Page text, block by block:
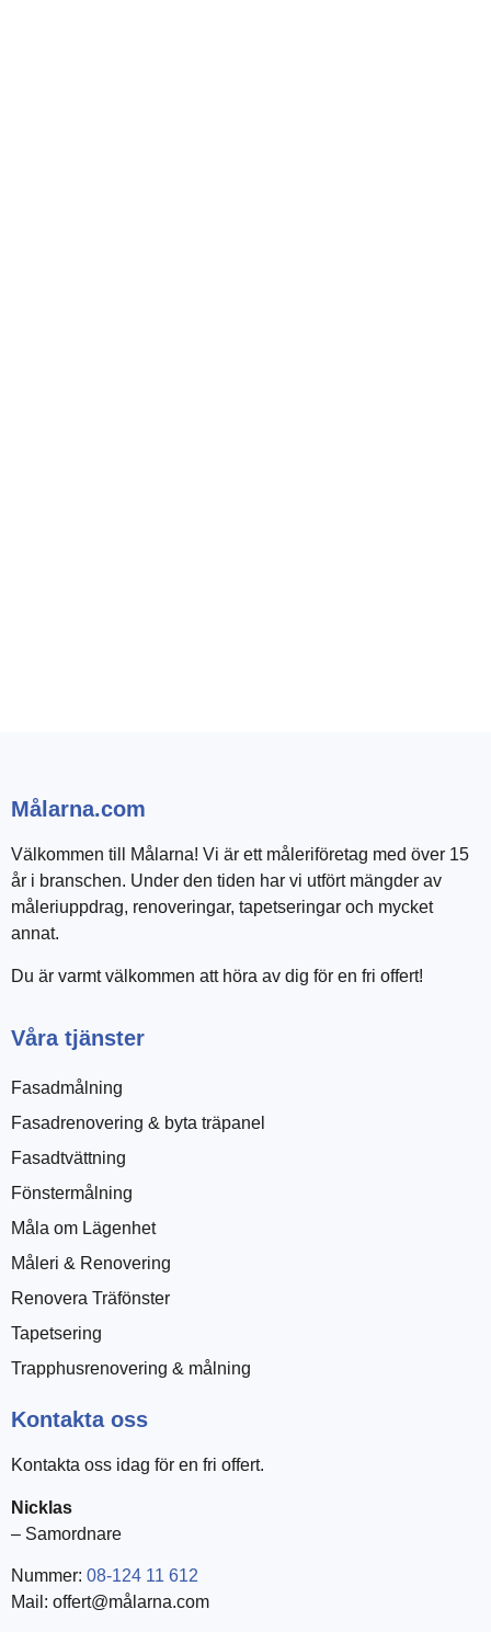
Målarna.com
Välkommen till Målarna! Vi är ett måleriföretag med över 15
år i branschen. Under den tiden har vi utfört mängder av
måleriuppdrag, renoveringar, tapetseringar och mycket
annat.
Du är varmt välkommen att höra av dig för en fri offert!
Våra tjänster
Fasadmålning
Fasadrenovering & byta träpanel
Fasadtvättning
Fönstermålning
Måla om Lägenhet
Måleri & Renovering
Renovera Träfönster
Tapetsering
Trapphusrenovering & målning
Kontakta oss
Kontakta oss idag för en fri offert.
Nicklas
– Samordnare
Nummer: 08-124 11 612
Mail: offert@målarna.com